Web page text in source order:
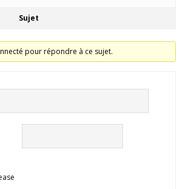
Sujet
pour répondre à ce sujet.